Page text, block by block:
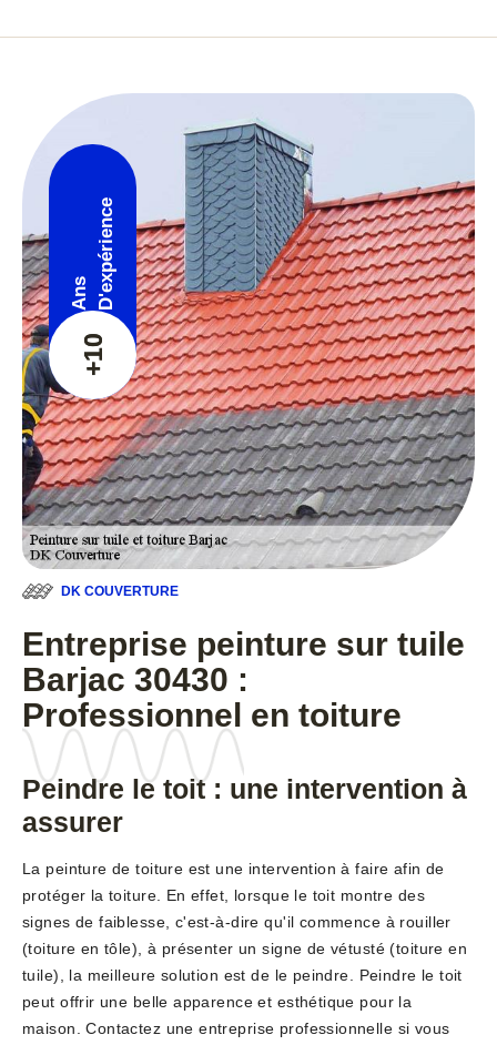
+10
Ans D'expérience
DK COUVERTURE
Entreprise peinture sur tuile
Barjac 30430 :
Professionnel en toiture
Peindre le toit : une intervention à
assurer
La peinture de toiture est une intervention à faire afin de
protéger la toiture. En effet, lorsque le toit montre des
signes de faiblesse, c'est-à-dire qu'il commence à rouiller
(toiture en tôle), à présenter un signe de vétusté (toiture en
tuile), la meilleure solution est de le peindre. Peindre le toit
peut offrir une belle apparence et esthétique pour la
maison. Contactez une entreprise professionnelle si vous